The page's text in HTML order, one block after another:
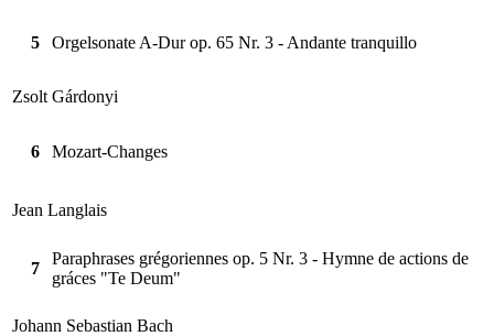
5 Orgelsonate A-Dur op. 65 Nr. 3 - Andante tranquillo
Zsolt Gárdonyi
6 Mozart-Changes
Jean Langlais
7
Paraphrases grégoriennes op. 5 Nr. 3 - Hymne de actions de
gráces "Te Deum"
Johann Sebastian Bach